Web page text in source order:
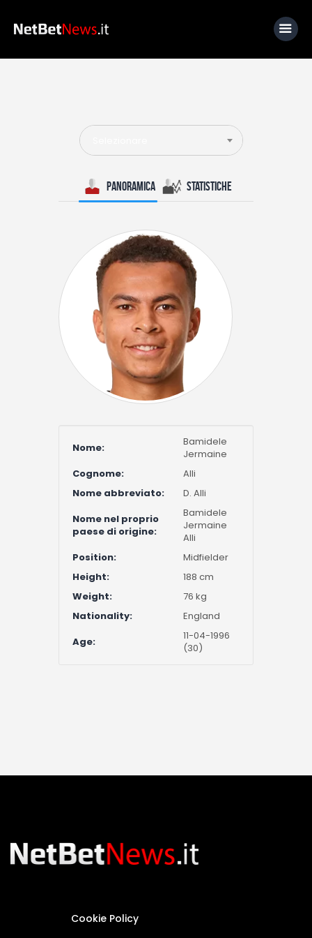
News
Calcio
Basket
Tennis
Lo Sapevi Che
Fantacalcio
I consigli di Giulia
Serie A
Panoramica Statistiche
Nome:
Bamidele
Jermaine
Cognome:
Alli
Nome abbreviato:
D. Alli
Nome nel proprio
paese di origine:
Bamidele
Jermaine
Alli
Position:
Midfielder
Height:
188 cm
Weight:
76 kg
Nationality:
England
Age:
11-04-1996
(30)
Cookie Policy